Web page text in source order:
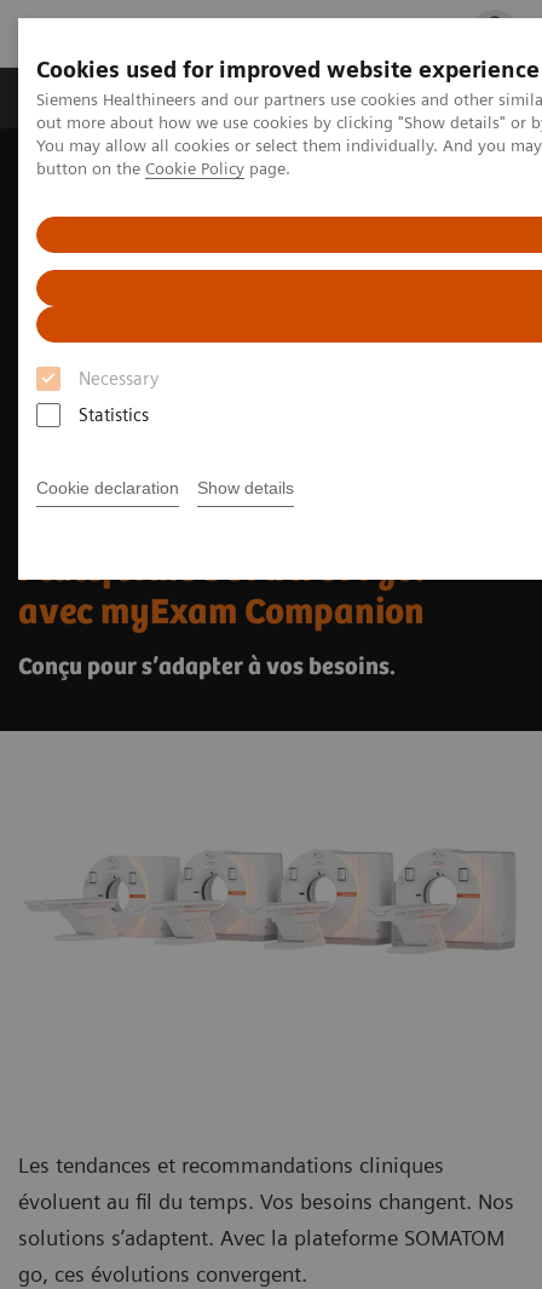
Cookies used for improved website experience
Siemens Healthineers and our partners use cookies and other
out more about how we use cookies by clicking "Show details" or
You may allow all cookies or select them individually. And you
button on the Cookie Policy page.
Necessary
Statistics
Cookie declaration Show details
Produits & services Spécialités cliniques
Accueil Imagerie Médicale Scanner
Plateforme SOMATOM go.
avec myExam Companion
Conçu pour s’adapter à vos besoins.
Les tendances et recommandations cliniques
évoluent au fil du temps. Vos besoins changent. Nos
solutions s’adaptent. Avec la plateforme SOMATOM
go, ces évolutions convergent.